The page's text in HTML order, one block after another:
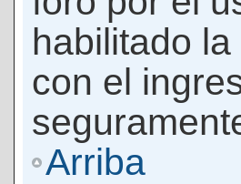
habilitado
con el
Arriba